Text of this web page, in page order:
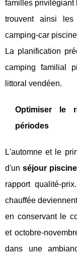
familles privilégiant
trouvent ainsi les
camping-car
La planification
camping familial
littoral vendéen.
Optimiser le
périodes
L'automne et le
d'un séjour
rapport qualité-
chauffée
en conservant le
et octobre-
dans une